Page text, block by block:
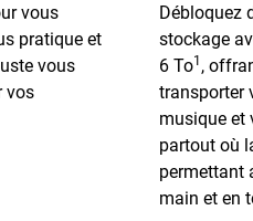
vous
pratique et
vous
vos
Débloquez
stockage
6 To1 ,
transporter
musique et
partout où
permettant
main et en